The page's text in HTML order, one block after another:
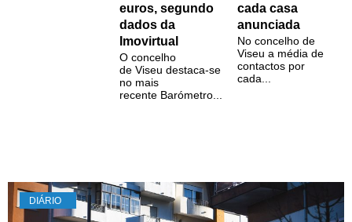
euros, segundo
dados da
Imovirtual
O concelho
de Viseu destaca-se
no mais
recente Barómetro...
cada casa
anunciada
No concelho de
Viseu a média de
contactos por
cada...
DIÁRIO